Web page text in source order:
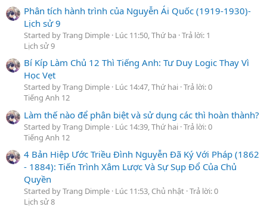
Phân tích hành trình của Nguyễn Ái Quốc (1919-1930)-
Lịch sử 9
Started by Trang Dimple Lúc 11:50, Thứ ba Trả lời: 1
Lịch sử 9
Bí Kíp Làm Chủ 12 Thì Tiếng Anh: Tư Duy Logic Thay Vì
Học Vẹt
Started by Trang Dimple Lúc 14:47, Thứ hai Trả lời: 0
Tiếng Anh 12
Làm thế nào để phân biệt và sử dụng các thì hoàn thành?
Started by Trang Dimple Lúc 14:39, Thứ hai Trả lời: 0
Tiếng Anh 12
4 Bản Hiệp Ước Triều Đình Nguyễn Đã Ký Với Pháp (1862
- 1884): Tiến Trình Xâm Lược Và Sự Sụp Đổ Của Chủ
Quyền
Started by Trang Dimple Lúc 11:53, Chủ nhật Trả lời: 0
Lịch sử 8